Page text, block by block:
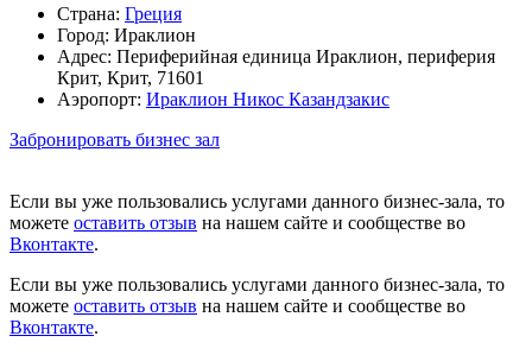
Страна: Греция
Город: Ираклион
Адрес: Периферийная единица Ираклион, периферия
Крит, Крит, 71601
Аэропорт: Ираклион Никос Казандзакис
Забронировать бизнес зал
Если вы уже пользовались услугами данного бизнес-зала, то
можете оставить отзыв на нашем сайте и сообществе во
Вконтакте.
Если вы уже пользовались услугами данного бизнес-зала, то
можете оставить отзыв на нашем сайте и сообществе во
Вконтакте.